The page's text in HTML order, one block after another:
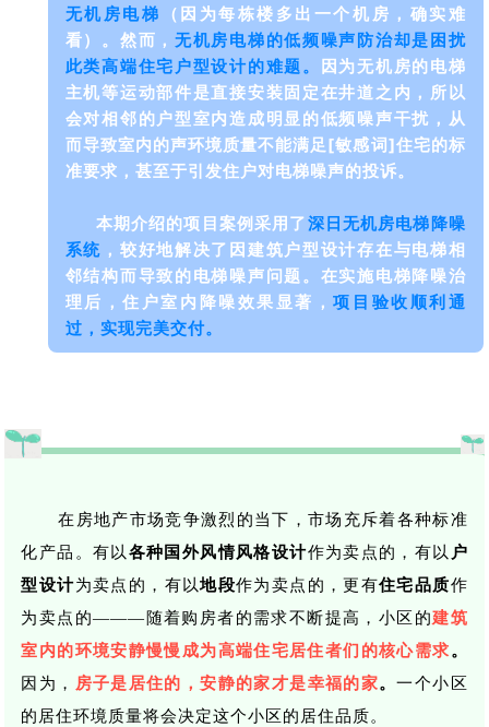
无机房电梯
（因为每栋楼多出一个机房，确实难
看）。然而，无机房电梯的低频噪声防治却是困扰
此类高端住宅户型设计的难题。
因为无机房的电梯
主机等运动部件是直接安装固定在井道之内，所以
会对相邻的户型室内造成明显的低频噪声干扰，从
而导致室内的声环境质量不能满足[敏感词]住宅的标
准要求，甚至于引发住户对电梯噪声的投诉。
本期介绍的项目案例采用了深日无机房电梯降噪
系统 ，较好地解决了因建筑户型设计存在与电梯相
邻结构而导致的电梯噪声问题。在实施电梯降噪治
理后，住户室内降噪效果显著，项目验收顺利通
过，实现完美交付。
在房地产市场竞争激烈的当下，市场充斥着各种标准
化产品。有以各种国外风情风格设计作为卖点的，有以 户
型设计为卖点的，有以地段作为卖点的，更有住宅品质作
为卖点的———随着购房者的需求不断提高，小区的建筑
室内的环境安静慢慢成为高端住宅居住者们的核心需求。
因为， 房子是居住的，安静的家才是幸福的家。一个小区
的居住环境质量将会决定这个小区的居住品质。